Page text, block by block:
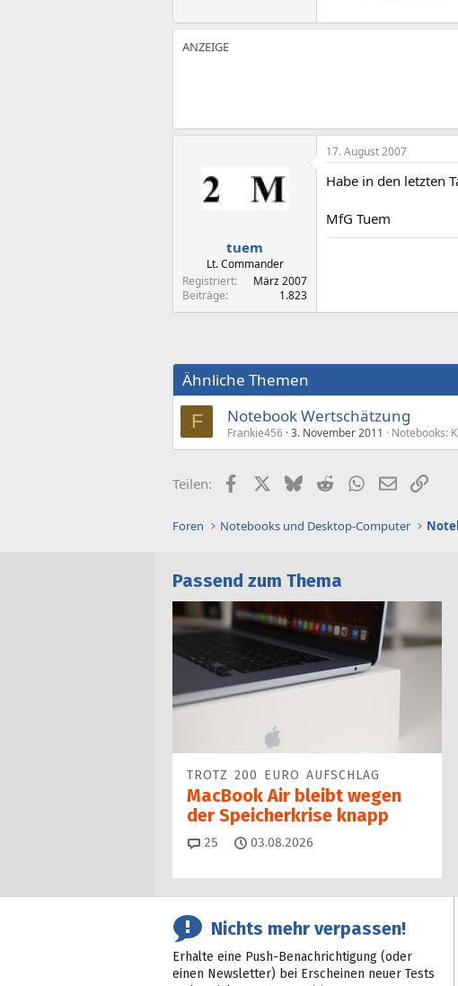
tuem
Lt. Commander
Registriert
März 2007
Beiträge
1.823
17. August 2007
Habe in den letzten
MfG Tuem
Ähnliche Themen
F Notebook Wertschätzung
Frankie456 3. November 2011 Notebooks:
Teilen: FacebookX (Twitter)
BlueskyRedditWhatsApp
E-MailLink
Foren Notebooks und Desktop-Computer
Passend zum Thema
TROTZ 200 EURO AUFSCHLAG
MacBook Air bleibt wegen
der Speicherkrise knapp
25 Kommentare
03.08.2026
Nichts mehr verpassen!
Erhalte eine Push-Benachrichtigung (oder
einen Newsletter) bei Erscheinen neuer Tests